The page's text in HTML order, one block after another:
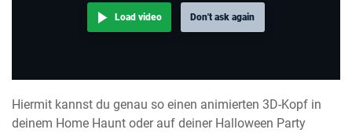
Load video Don't ask again
Hiermit kannst du genau so einen animierten 3D-Kopf in
deinem Home Haunt oder auf deiner Halloween Party